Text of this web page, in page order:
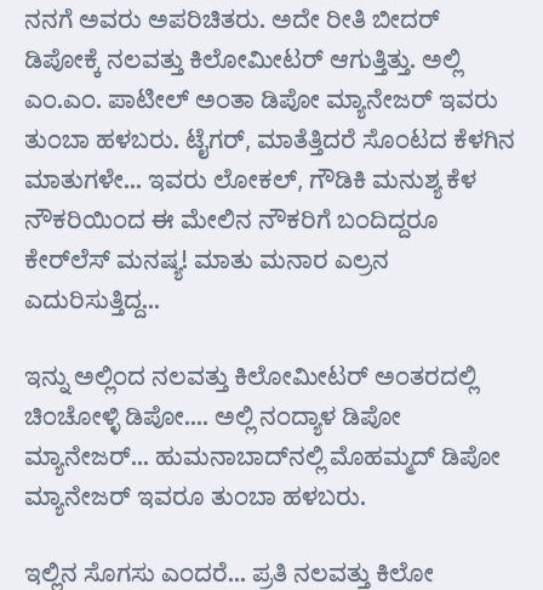
ನನಗೆ ಅವರು ಅಪರಿಚಿತರು. ಅದೇ ರೀತಿ ಬೀದರ್
ಡಿಪೋಕ್ಕೆ ನಲವತ್ತು ಕಿಲೋಮೀಟರ್ ಆಗುತ್ತಿತ್ತು. ಅಲ್ಲಿ
ಎಂ.ಎಂ. ಪಾಟೀಲ್ ಅಂತಾ ಡಿಪೋ ಮ್ಯಾನೇಜರ್ ಇವರು
ತುಂಬಾ ಹಳಬರು. ಟೈಗರ್‌, ಮಾತೆತ್ತಿದರೆ ಸೊಂಟದ ಕೆಳಗಿನ
ಮಾತುಗಳೇ… ಇವರು ಲೋಕಲ್, ಗೌಡಿಕಿ ಮನುಶ್ಯ ಕೆಳ
ನೌಕರಿಯಿಂದ ಈ ಮೇಲಿನ ನೌಕರಿಗೆ ಬಂದಿದ್ದರೂ
ಕೇರ್‌ಲೆಸ್ ಮನಷ್ಯ! ಮಾತು ಮನಾರ ಎಲ್ರನ
ಎದುರಿಸುತ್ತಿದ್ದ…
ಇನ್ನು ಅಲ್ಲಿಂದ ನಲವತ್ತು ಕಿಲೋಮೀಟರ್ ಅಂತರದಲ್ಲಿ
ಚಿಂಚೋಳ್ಳಿ ಡಿಪೋ…. ಅಲ್ಲಿ ನಂದ್ಯಾಳ ಡಿಪೋ
ಮ್ಯಾನೇಜರ್… ಹುಮನಾಬಾದ್‌ನಲ್ಲಿ ಮೊಹಮ್ಮದ್ ಡಿಪೋ
ಮ್ಯಾನೇಜರ್ ಇವರೂ ತುಂಬಾ ಹಳಬರು.
ಇಲ್ಲಿನ ಸೊಗಸು ಎಂದರೆ… ಪ್ರತಿ ನಲವತ್ತು ಕಿಲೋ